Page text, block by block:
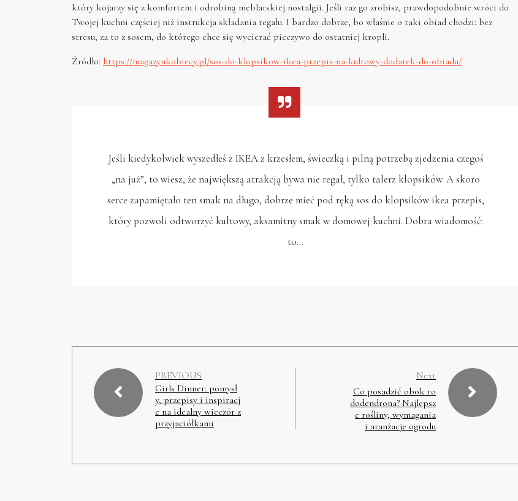
który kojarzy się z komfortem i odrobiną meblarskiej nostalgii. Jeśli raz go zrobisz, prawdopodobnie wróci do
Twojej kuchni częściej niż instrukcja składania regału. I bardzo dobrze, bo właśnie o taki obiad chodzi: bez
stresu, za to z sosem, do którego chce się wycierać pieczywo do ostatniej kropli.
Źródło: https://magazynkobiecy.pl/sos-do-klopsikow-ikea-przepis-na-kultowy-dodatek-do-obiadu/
Jeśli kiedykolwiek wyszedłeś z IKEA z krzesłem, świeczką i pilną potrzebą zjedzenia czegoś
„na już”, to wiesz, że największą atrakcją bywa nie regał, tylko talerz klopsików. A skoro
serce zapamiętało ten smak na długo, dobrze mieć pod ręką sos do klopsików ikea przepis,
który pozwoli odtworzyć kultowy, aksamitny smak w domowej kuchni. Dobra wiadomość:
to…
PREVIOUS
Girls Dinner: pomysł
y, przepisy i inspiracj
e na idealny wieczór z
przyjaciółkami
Next
Co posadzić obok ro
dodendrona? Najlepsz
e rośliny, wymagania
i aranżacje ogrodu